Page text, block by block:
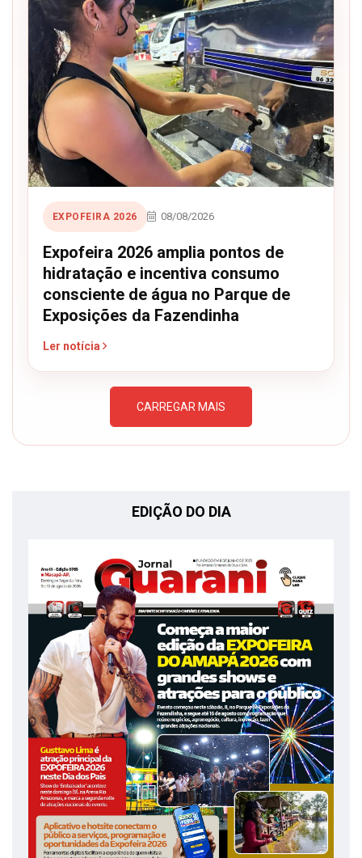
EXPOFEIRA 2026 08/08/2026
Expofeira 2026 amplia pontos de
hidratação e incentiva consumo
consciente de água no Parque de
Exposições da Fazendinha
Ler notícia
CARREGAR MAIS
EDIÇÃO DO DIA